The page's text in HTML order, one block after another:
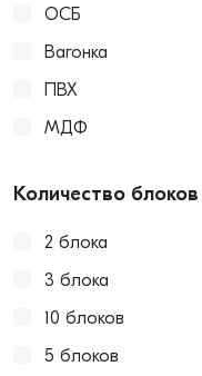
ОСБ
Вагонка
ПВХ
МДФ
Количество блоков
2 блока
3 блока
10 блоков
5 блоков